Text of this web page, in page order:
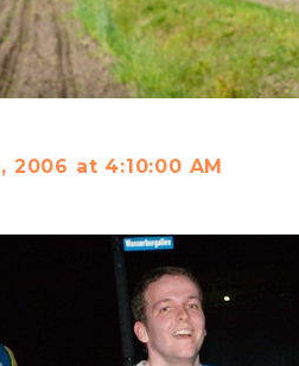
2006 at 4:10:00 AM